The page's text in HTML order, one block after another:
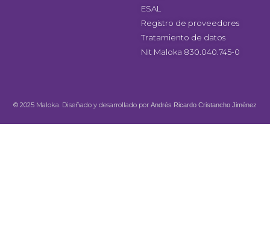
ESAL
Registro de proveedores
Tratamiento de datos
Nit Maloka 830.040.745-0
© 2025 Maloka. Diseñado y desarrollado por Andrés Ricardo Cristancho Jiménez